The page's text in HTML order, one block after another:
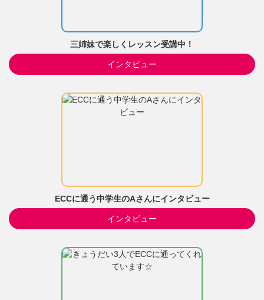
三姉妹で楽しくレッスン受講中！
インタビュー
ECCに通う中学生のAさんにインタビュー
インタビュー